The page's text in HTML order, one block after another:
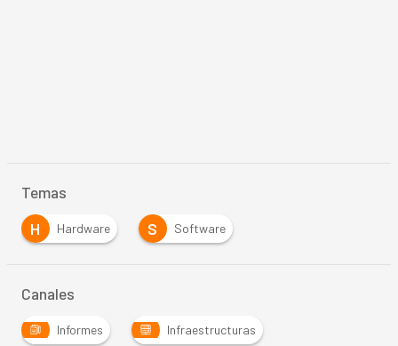
Temas
H
Hardware S Software
Canales
Informes Infraestructuras